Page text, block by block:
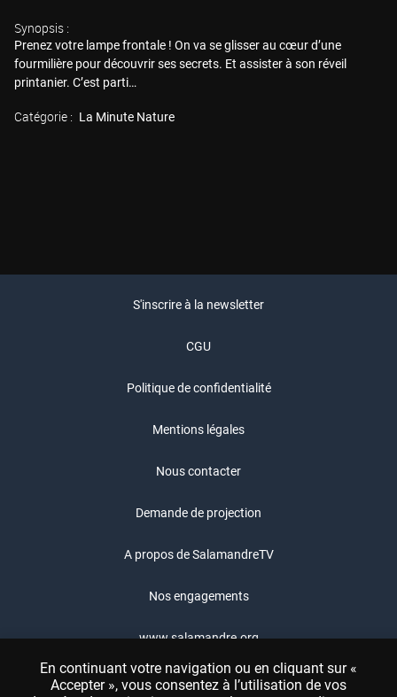
Synopsis :
Prenez votre lampe frontale ! On va se glisser au cœur d’une
fourmilière pour découvrir ses secrets. Et assister à son réveil
printanier. C’est parti…
Catégorie : La Minute Nature
S'inscrire à la newsletter
CGU
Politique de confidentialité
Mentions légales
Nous contacter
Demande de projection
A propos de SalamandreTV
Nos engagements
www.salamandre.org
Boutique Salamandre
En continuant votre navigation ou en cliquant sur «
Accepter », vous consentez à l’utilisation de vos